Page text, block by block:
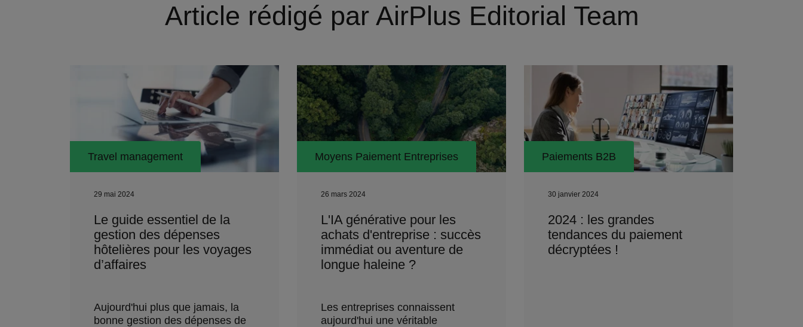
Article rédigé par AirPlus Editorial Team
Travel management
29 mai 2024
Le guide essentiel de la
gestion des dépenses
hôtelières pour les voyages
d’affaires
Aujourd'hui plus que jamais, la
bonne gestion des dépenses de
Moyens Paiement Entreprises
26 mars 2024
L'IA générative pour les
achats d'entreprise : succès
immédiat ou aventure de
longue haleine ?
Les entreprises connaissent
aujourd'hui une véritable
Paiements B2B
30 janvier 2024
2024 : les grandes
tendances du paiement
décryptées !